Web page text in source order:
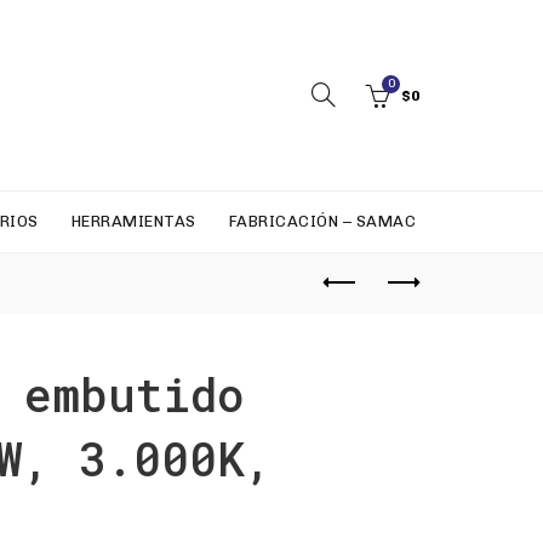
0
$0
HERRAMIENTAS FABRICACIÓN – SAMAC
embutido
3.000K,